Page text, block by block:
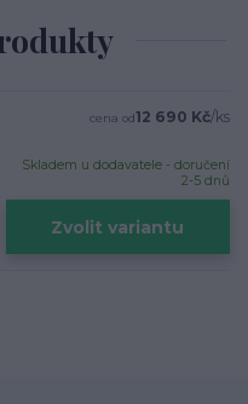
cena od12 690 Kč/ks
Skladem u dodavatele - doručení
2-5 dnů
Zvolit variantu